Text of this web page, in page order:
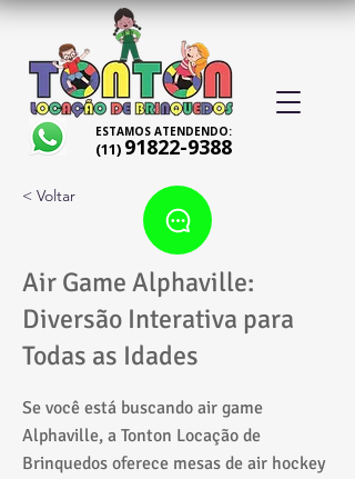
ESTAMOS ATENDENDO:
(11) 91822-9388
< Voltar
Air Game Alphaville:
Diversão Interativa para
Todas as Idades
Se você está buscando air game
Alphaville, a Tonton Locação de
Brinquedos oferece mesas de air hockey